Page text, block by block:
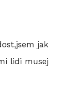
jak
lidi musej